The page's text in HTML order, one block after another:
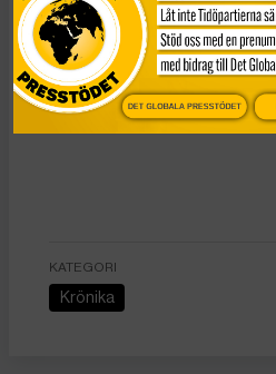
Snö!
KATEGORI
Krönika
DET GLOBALA PRESSTÖDET